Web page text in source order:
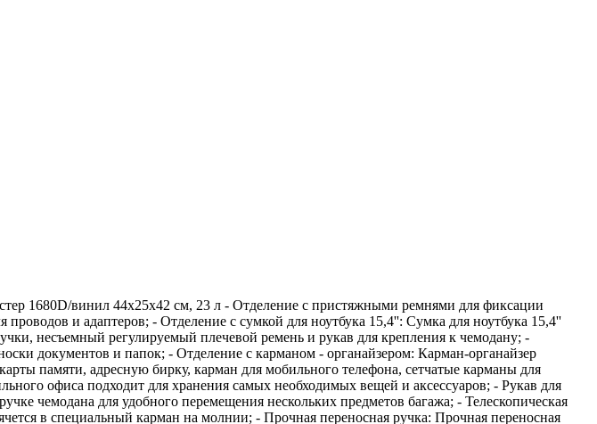
1680D/винил 44х25х42 см, 23 л - Отделение с пристяжными ремнями для фиксации
и адаптеров; - Отделение с сумкой для ноутбука 15,4'': Сумка для ноутбука 15,4''
несъемный регулируемый плечевой ремень и рукав для крепления к чемодану; -
документов и папок; - Отделение с карманом - органайзером: Карман-органайзер
памяти, адресную бирку, карман для мобильного телефона, сетчатые карманы для
офиса подходит для хранения самых необходимых вещей и аксессуаров; - Рукав для
чемодана для удобного перемещения нескольких предметов багажа; - Телескопическая
в специальный карман на молнии; - Прочная переносная ручка: Прочная переносная